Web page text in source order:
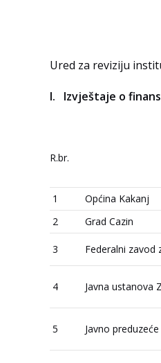
Ured za reviziju
Izvještaje o
R.br.
1
Općina Kakanj
2
Grad Cazin
3 Federalni zavod
4 Javna ustanova
5 Javno